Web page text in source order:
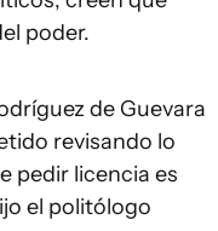
poder.
de Guevara
revisando lo
pedir licencia es
el politólogo